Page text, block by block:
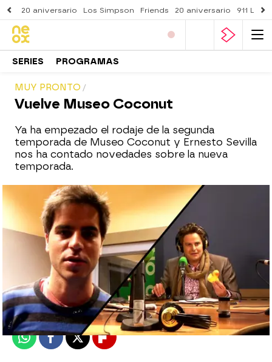
20 aniversario Los Simpson Friends 20 aniversario 911
SERIES PROGRAMAS
MUY PRONTO
Vuelve Museo Coconut
Ya ha empezado el rodaje de la segunda
temporada de Museo Coconut y Ernesto Sevilla
nos ha contado novedades sobre la nueva
temporada.
Madrid
Publicado:31 de marzo de 2011, 16:23
WhatsappFacebook
X Flipboard